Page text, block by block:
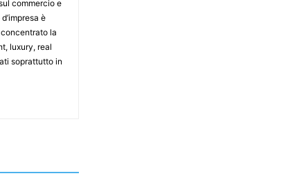
commercio e
è
la
luxury, real
soprattutto in